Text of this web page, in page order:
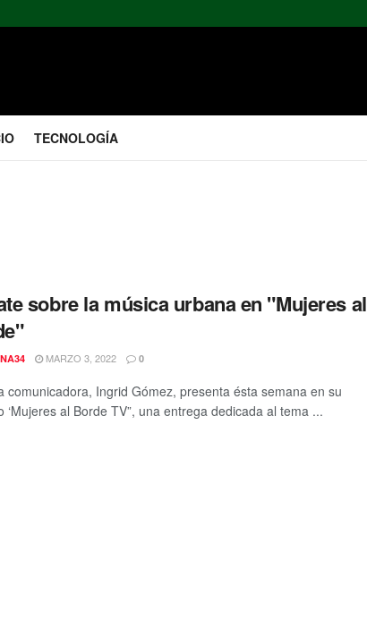
TECNOLOGÍA
sobre la música urbana en "Mujeres al
MARZO 3, 2022 0
comunicadora, Ingrid Gómez, presenta ésta semana en su
‘Mujeres al Borde TV”, una entrega dedicada al tema ...